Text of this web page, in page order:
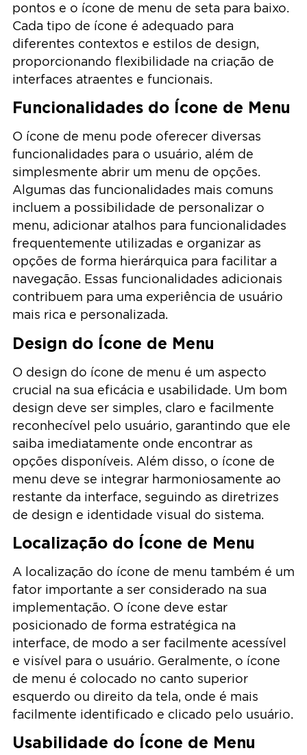
pontos e o ícone de menu de seta para baixo.
Cada tipo de ícone é adequado para
diferentes contextos e estilos de design,
proporcionando flexibilidade na criação de
interfaces atraentes e funcionais.
Funcionalidades do Ícone de Menu
O ícone de menu pode oferecer diversas
funcionalidades para o usuário, além de
simplesmente abrir um menu de opções.
Algumas das funcionalidades mais comuns
incluem a possibilidade de personalizar o
menu, adicionar atalhos para funcionalidades
frequentemente utilizadas e organizar as
opções de forma hierárquica para facilitar a
navegação. Essas funcionalidades adicionais
contribuem para uma experiência de usuário
mais rica e personalizada.
Design do Ícone de Menu
O design do ícone de menu é um aspecto
crucial na sua eficácia e usabilidade. Um bom
design deve ser simples, claro e facilmente
reconhecível pelo usuário, garantindo que ele
saiba imediatamente onde encontrar as
opções disponíveis. Além disso, o ícone de
menu deve se integrar harmoniosamente ao
restante da interface, seguindo as diretrizes
de design e identidade visual do sistema.
Localização do Ícone de Menu
A localização do ícone de menu também é um
fator importante a ser considerado na sua
implementação. O ícone deve estar
posicionado de forma estratégica na
interface, de modo a ser facilmente acessível
e visível para o usuário. Geralmente, o ícone
de menu é colocado no canto superior
esquerdo ou direito da tela, onde é mais
facilmente identificado e clicado pelo usuário.
Usabilidade do Ícone de Menu